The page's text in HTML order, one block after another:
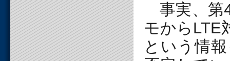
事実、第
モからLTE
という情